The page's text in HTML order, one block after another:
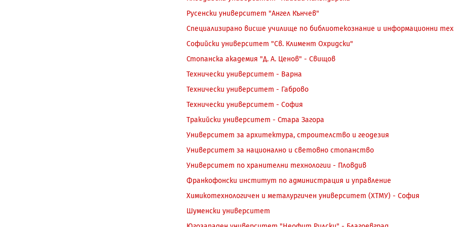
Русенски университет "Ангел Кънчев"
Специализирано висше училище по библиотекознание и информационни
Софийски университет "Св. Климент Охридски"
Стопанска академия "Д. А. Ценов" - Свищов
Технически университет - Варна
Технически университет - Габрово
Технически университет - София
Тракийски университет - Стара Загора
Университет за архитектура, строителство и геодезия
Университет за национално и световно стопанство
Университет по хранителни технологии - Пловдив
Франкофонски институт по администрация и управление
Химикотехнологичен и металургичен университет (ХТМУ) - София
Шуменски университет